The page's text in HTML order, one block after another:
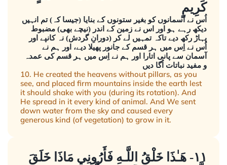
كَرِيمٍ
اُس نے آسمانوں کو بغیر ستونوں کے بنایا (جیسا کہ) تم انہیں
دیکھ رہے ہو اور اس نے زمین کے اندر (نیچے بھی) مضبوط
پہاڑ رکھ دیے تاکہ تمہیں لے کر (دورانِ گردش) نہ کانپے اور
اُس نے اِس میں ہر قسم کے جانور پھیلا دیے، اور ہم نے
آسمان سے پانی اتارا اور ہم نے اِس میں ہر قسم کی عمدہ
و مفید نباتات اُگا دیں
10. He created the heavens without pillars, as you
see, and placed firm mountains inside the earth lest
it should shake with you (during its rotation). And
He spread in it every kind of animal. And We sent
down water from the sky and caused every
generous kind (of vegetation) to grow in it.
١١- هَـٰذَا خَلْقُ اللَّـهِ فَأَرُونِي مَاذَا خَلَقَ